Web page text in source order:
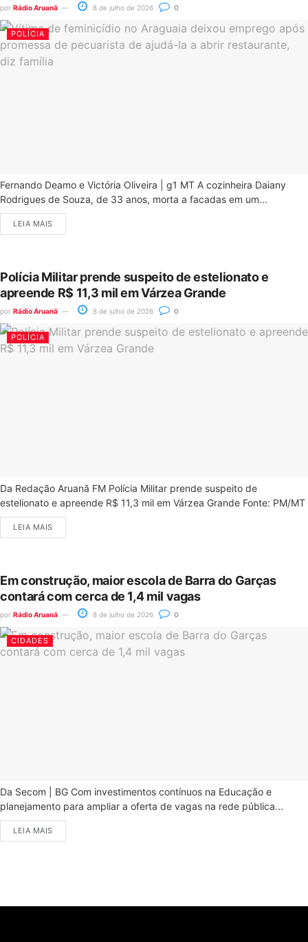
por Rádio Aruanã 8 de julho de 2026 0
POLÍCIA
Fernando Deamo e Victória Oliveira | g1 MT A cozinheira Daiany
Rodrigues de Souza, de 33 anos, morta a facadas em um...
LEIA MAIS
Polícia Militar prende suspeito de estelionato e
apreende R$ 11,3 mil em Várzea Grande
por Rádio Aruanã 8 de julho de 2026 0
POLÍCIA
Da Redação Aruanã FM Polícia Militar prende suspeito de
estelionato e apreende R$ 11,3 mil em Várzea Grande Fonte: PM/MT
LEIA MAIS
Em construção, maior escola de Barra do Garças
contará com cerca de 1,4 mil vagas
por Rádio Aruanã 8 de julho de 2026 0
CIDADES
Da Secom | BG Com investimentos contínuos na Educação e
planejamento para ampliar a oferta de vagas na rede pública...
LEIA MAIS